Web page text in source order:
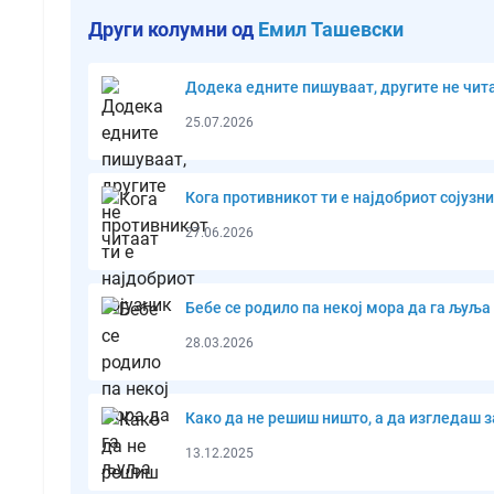
Други колумни од Емил Ташевски
Додека едните пишуваат, другите не
25.07.2026
Кога противникот ти е најдобриот
27.06.2026
Бебе се родило па некој мора да га љуља
28.03.2026
Како да не решиш ништо, а да изгледаш
13.12.2025